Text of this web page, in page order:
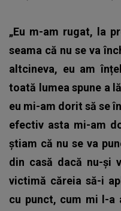
„Eu m-am rugat, la
seama că nu se va
altcineva, eu am
toată lumea spune a
eu mi-am dorit să se
efectiv asta mi-am
știam că nu se va
din casă dacă nu-și
victimă căreia să-i
cu punct, cum mi l-a